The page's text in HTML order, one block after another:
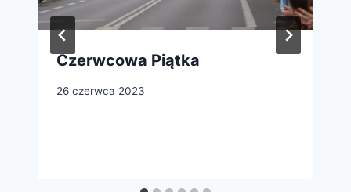
Czerwcowa Piątka
26 czerwca 2023